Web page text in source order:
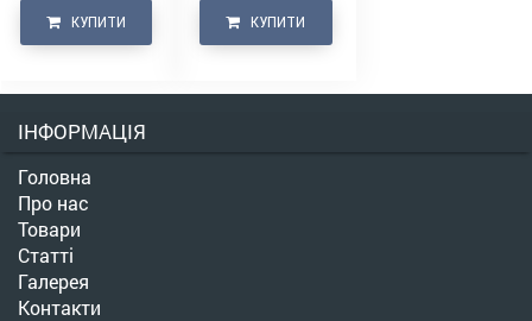
КУПИТИ КУПИТИ
ІНФОРМАЦІЯ
Головна
Про нас
Товари
Статті
Галерея
Контакти